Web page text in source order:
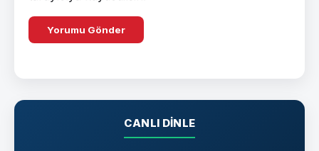
CANLI DINLE